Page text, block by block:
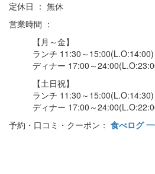
定休日 ： 無休
営業時間 ：
【月～金】
ランチ 11:30～15:00(L.O:14:00)
ディナー 17:00～
【土日祝】
ランチ 11:30～15:00(L.O:14:30)
ディナー 17:00～
予約・口コミ・クーポン： 食べログ